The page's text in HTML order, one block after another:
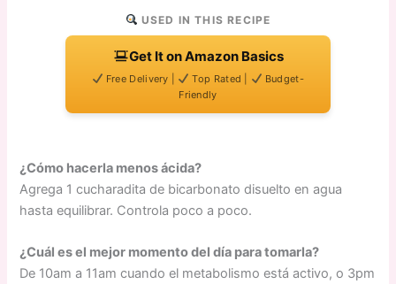
USED IN THIS RECIPE
Get It on Amazon Basics
Free Delivery | Top Rated |
Budget-
Friendly
¿Cómo hacerla menos ácida?
Agrega 1 cucharadita de bicarbonato disuelto en agua
hasta equilibrar. Controla poco a poco.
¿Cuál es el mejor momento del día para tomarla?
De 10am a 11am cuando el metabolismo está activo, o 3pm